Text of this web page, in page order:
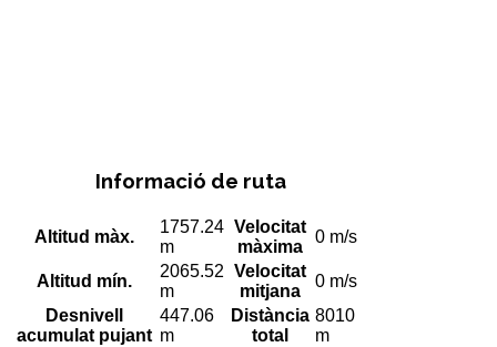
Informació de ruta
Altitud màx.
1757.24
m
Velocitat
màxima
0 m/s
Altitud mín.
2065.52
m
Velocitat
mitjana
0 m/s
Desnivell
acumulat pujant
447.06
m
Distància
total
8010
m